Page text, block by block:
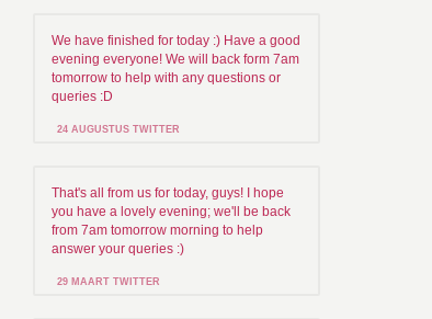
We have finished for today :) Have a good
evening everyone! We will back form 7am
tomorrow to help with any questions or
queries :D
24 AUGUSTUS TWITTER
That's all from us for today, guys! I hope
you have a lovely evening; we'll be back
from 7am tomorrow morning to help
answer your queries :)
29 MAART TWITTER